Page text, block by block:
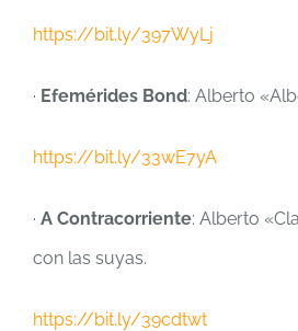
https://bit.ly/397WyLj
· Efemérides Bond: Alberto
https://bit.ly/33wE7yA
· A Contracorriente: Alberto
con las suyas.
https://bit.ly/39cdtwt